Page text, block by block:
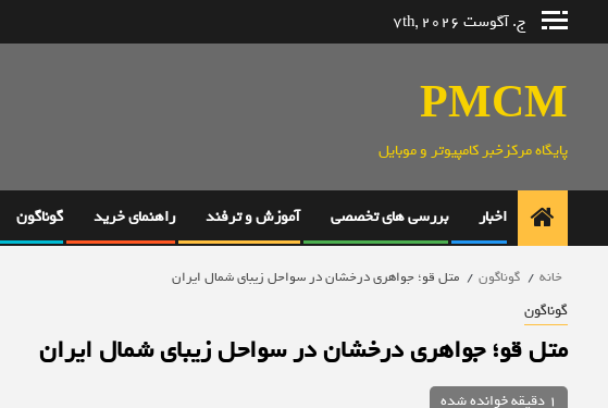
ج. آگوست 7th, 2026
PMCM
پایگاه مرکزخبر کامپیوتر و موبایل
اخبار بررسی های تخصصی آموزش و ترفند راهنمای خرید گوناگون
خانه گوناگون متل قو؛ جواهری درخشان در سواحل زیبای شمال ایران
گوناگون
متل قو؛ جواهری درخشان در سواحل زیبای شمال ایران
1 دقیقه خوانده شده